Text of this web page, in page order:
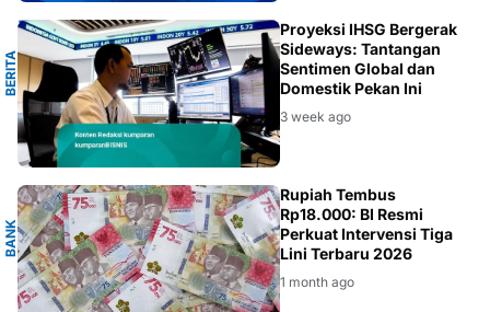
B
E
R
I
T
A
K
E
U
A
N
G
AN
Proyeksi IHSG Bergerak
Sideways: Tantangan
Sentimen Global dan
Domestik Pekan Ini
3 week ago
B
A
N
K
I
N
D
O
N
E
S
IA
Rupiah Tembus
Rp18.000: BI Resmi
Perkuat Intervensi Tiga
Lini Terbaru 2026
1 month ago